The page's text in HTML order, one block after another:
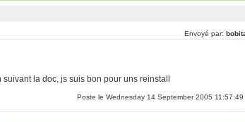
Envoyé par:
la doc, js suis bon pour uns reinstall
Poste le Wednesday 14 September 2005 11:57:49